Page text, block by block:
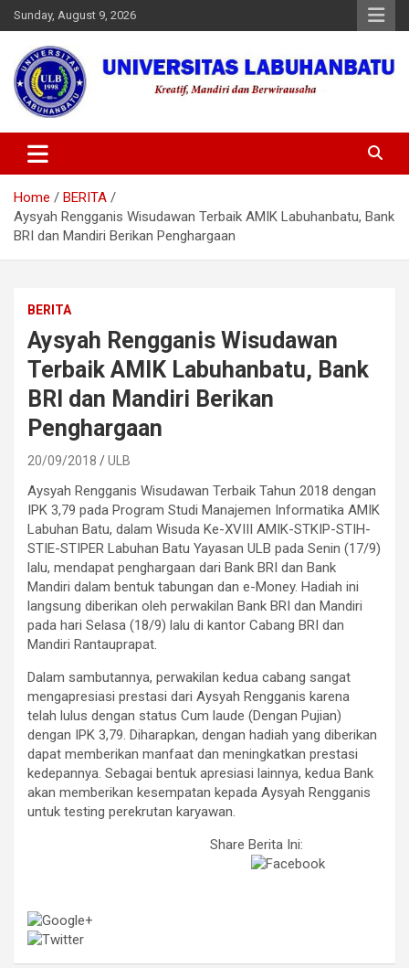
Skip
to
content
Sunday, August 9, 2026
Universitas Labuhanbatu
Home
BERITA
Aysyah Rengganis Wisudawan Terbaik AMIK Labuhanbatu, Bank
BRI dan Mandiri Berikan Penghargaan
BERITA
Aysyah Rengganis Wisudawan
Terbaik AMIK Labuhanbatu, Bank
BRI dan Mandiri Berikan
Penghargaan
20/09/2018 ULB
Aysyah Rengganis Wisudawan Terbaik Tahun 2018 dengan
IPK 3,79 pada Program Studi Manajemen Informatika AMIK
Labuhan Batu, dalam Wisuda Ke-XVIII AMIK-STKIP-STIH-
STIE-STIPER Labuhan Batu Yayasan ULB pada Senin (17/9)
lalu, mendapat penghargaan dari Bank BRI dan Bank
Mandiri dalam bentuk tabungan dan e-Money. Hadiah ini
langsung diberikan oleh perwakilan Bank BRI dan Mandiri
pada hari Selasa (18/9) lalu di kantor Cabang BRI dan
Mandiri Rantauprapat.
Dalam sambutannya, perwakilan kedua cabang sangat
mengapresiasi prestasi dari Aysyah Rengganis karena
telah lulus dengan status Cum laude (Dengan Pujian)
dengan IPK 3,79. Diharapkan, dengan hadiah yang diberikan
dapat memberikan manfaat dan meningkatkan prestasi
kedepannya. Sebagai bentuk apresiasi lainnya, kedua Bank
akan memberikan kesempatan kepada Aysyah Rengganis
untuk testing perekrutan karyawan.
Share Berita Ini: